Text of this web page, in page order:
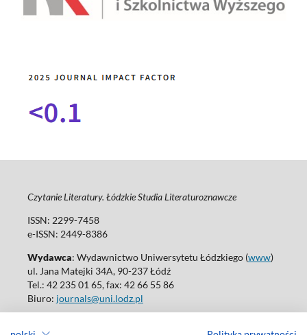
Czytanie Literatury. Łódzkie Studia Literaturoznawcze
ISSN: 2299-7458
e-ISSN: 2449-8386
Wydawca: Wydawnictwo Uniwersytetu Łódzkiego (www)
ul. Jana Matejki 34A, 90-237 Łódź
Tel.: 42 235 01 65, fax: 42 66 55 86
Biuro: journals@uni.lodz.pl